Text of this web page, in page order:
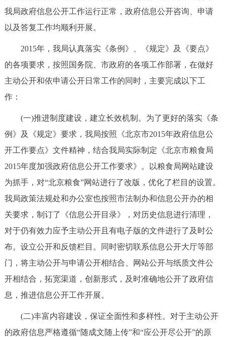
绿色北京
ENGLISH 한국어 日本語
DEUTSCH FRANÇAIS РУССКИЙ ЯЗЫК
回到顶部
我局政府信息公开工作运行正常，政府信息公开咨询、申请
以及答复工作均顺利开展。
2015年，我局认真落实《条例》、《规定》及《要点》
的各项要求，按照国务院、市政府的各项工作部署，在做好
主动公开和依申请公开日常工作的同时，主要完成以下工
作：
(一)推进制度建设，建立长效机制。为了更好的落实《条
例》及《规定》要求，我局按照《北京市2015年政府信息公
开工作要点》文件精神，结合我局实际制定《北京市粮食局
2015年度加强政府信息公开工作要求》。以粮食局网站建设
为抓手，对“北京粮食”网站进行了改版，优化了栏目的设置。
我局政策法规处和办公室也按照市法制办和信息公开办的相
关要求，制订了《信息公开目录》，对历史信息进行清理，
对于仍有效力应予主动公开且有电子版的文件进行了及时公
布。设立公开和反馈栏目。同时密切联系信息公开大厅等部
门，将主动公开与申请公开相结合、网站公开与纸质文件公
开相结合，拓宽渠道，创新形式，及时准确地公开了政府信
息，推进信息公开工作开展。
(二)丰富内容建设，保证全面性和多样性。对于主动公开
的政府信息严格遵循“随成文随上传”和“应公开尽公开”的原